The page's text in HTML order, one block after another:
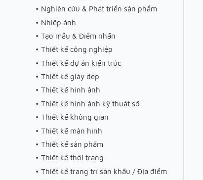
Nghiên cứu & Phát triển sản phẩm
Nhiếp ảnh
Tạo mẫu & Điểm nhấn
Thiết kế công nghiệp
Thiết kế dự án kiến trúc
Thiết kế giày dép
Thiết kế hình ảnh
Thiết kế hình ảnh kỹ thuật số
Thiết kế không gian
Thiết kế màn hình
Thiết kế sản phẩm
Thiết kế thời trang
Thiết kế trang trí sân khấu / Địa điểm